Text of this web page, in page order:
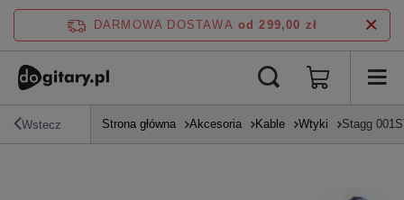
DARMOWA DOSTAWA od 299,00 zł
Wstecz Strona główna Akcesoria Kable Wtyki Stagg